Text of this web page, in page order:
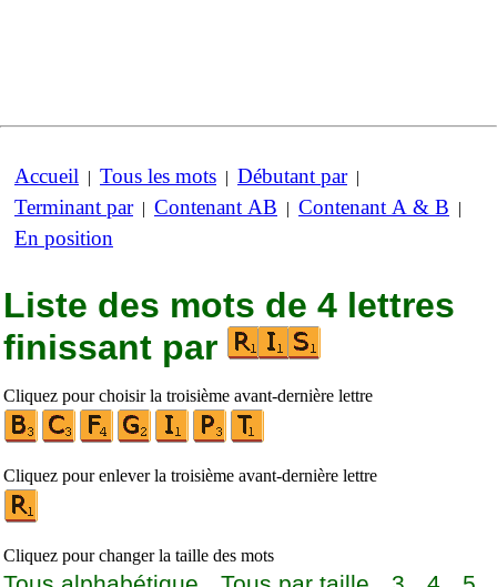
Accueil | Tous les mots | Débutant par|
Terminant par| Contenant AB | Contenant A & B |
En position
Liste des mots de 4 lettres
finissant par
Cliquez pour choisir la troisième avant-dernière lettre
Cliquez pour enlever la troisième avant-dernière lettre
Cliquez pour changer la taille des mots